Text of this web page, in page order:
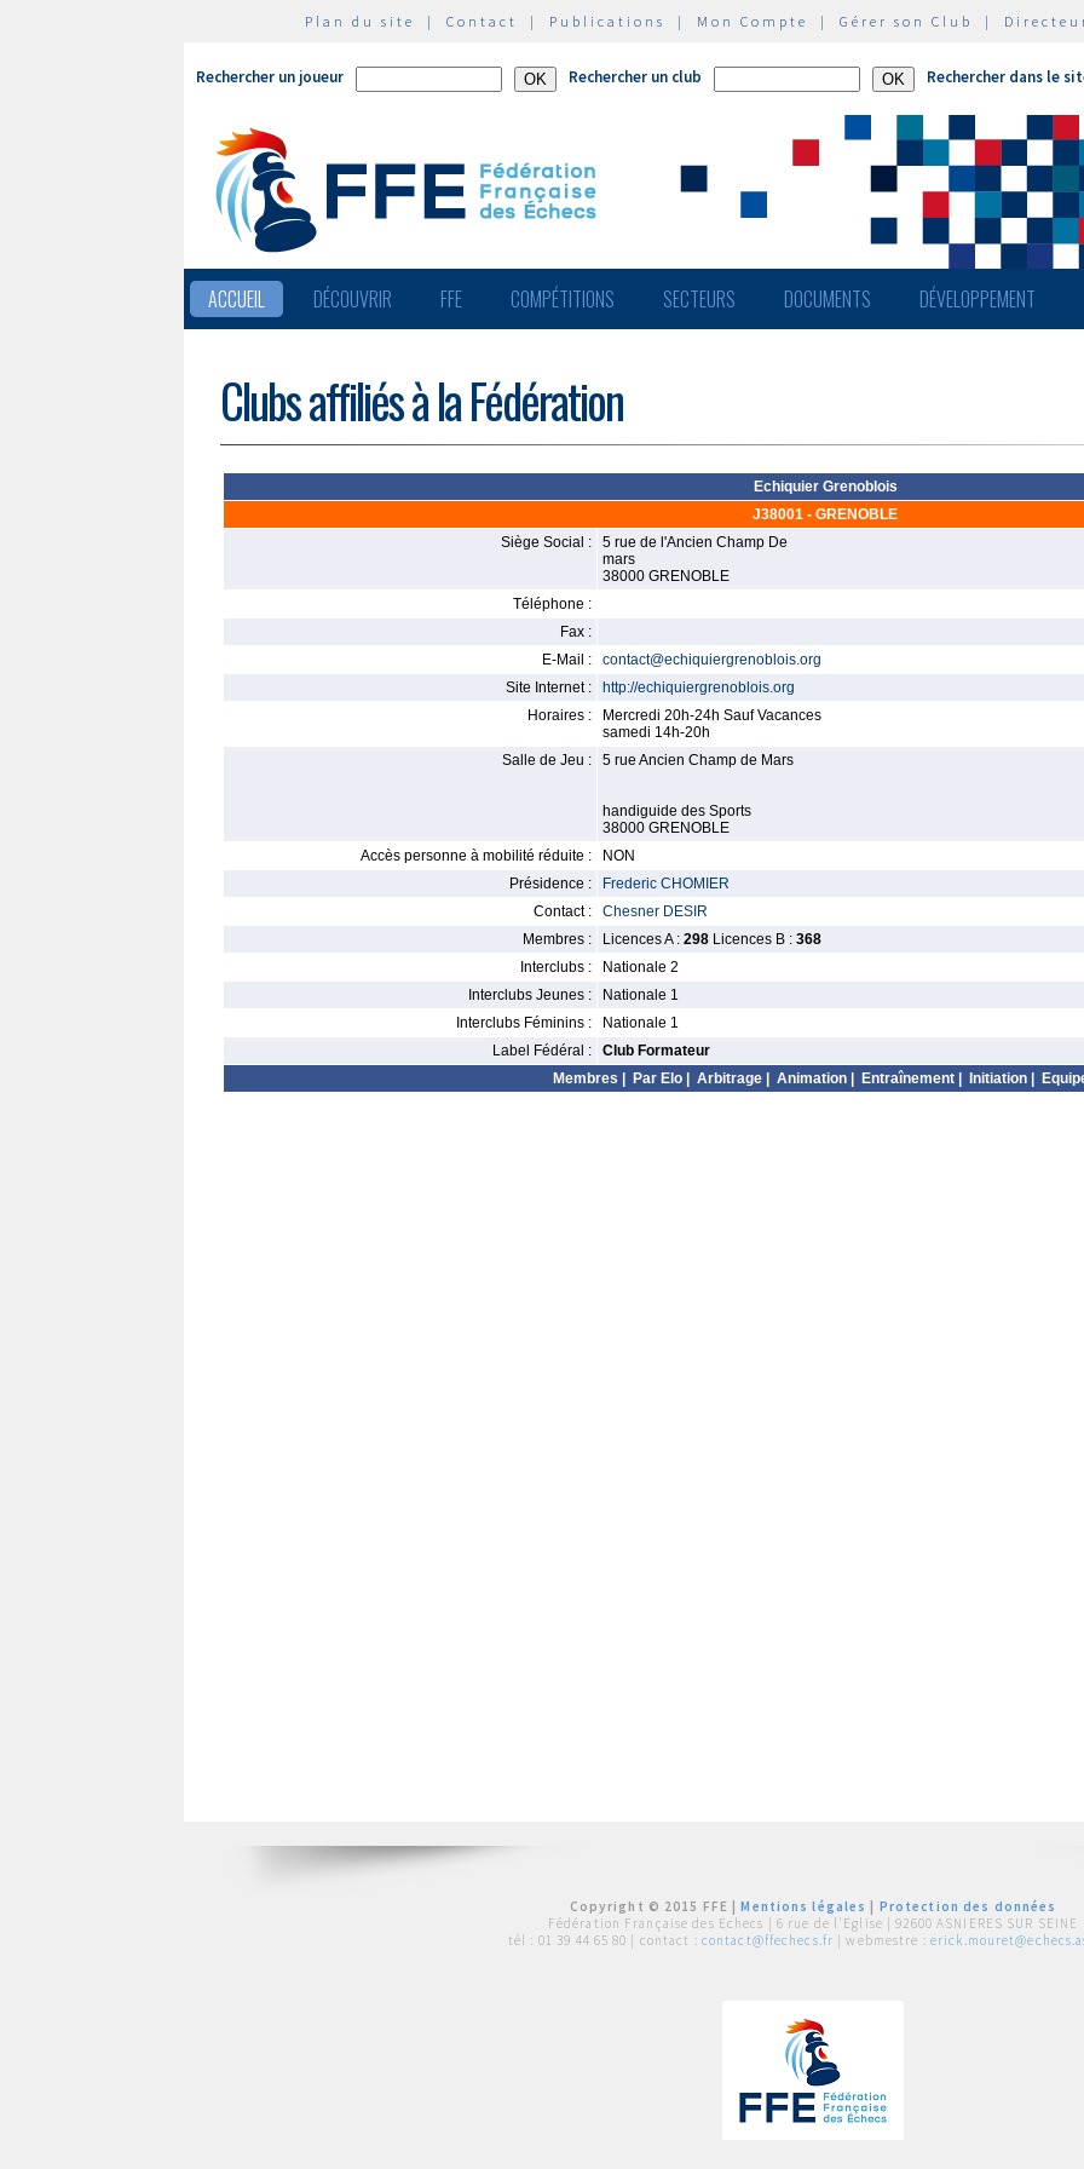
Plan du site | Contact | Publications | Mon Compte | Gérer son Club |
Rechercher un joueur Rechercher un club Rechercher dans le
ACCUEIL DÉCOUVRIR FFE COMPÉTITIONS SECTEURS DOCUMENTS DÉVELOPPEMENT
Clubs affiliés à la Fédération
Echiquier Grenoblois
J38001 - GRENOBLE
Siège Social :
5 rue de l'Ancien Champ De
mars
38000 GRENOBLE
Téléphone :
Fax :
E-Mail :
contact@echiquiergrenoblois.org
Site Internet :
http://echiquiergrenoblois.org
Horaires :
Mercredi 20h-24h Sauf Vacances
samedi 14h-20h
Salle de Jeu :
5 rue Ancien Champ de Mars
handiguide des Sports
38000 GRENOBLE
Accès personne à mobilité réduite :
NON
Présidence :
Frederic CHOMIER
Contact :
Chesner DESIR
Membres :
Licences A : 298 Licences B : 368
Interclubs :
Nationale 2
Interclubs Jeunes :
Nationale 1
Interclubs Féminins :
Nationale 1
Label Fédéral :
Club Formateur
Membres
Par Elo Arbitrage Animation Entraînement Initiation
Copyright © 2015 FFE |Mentions légales
Protection des données
Fédération Française des Echecs | 6 rue de l'Eglise | 92600 ASNIERES SUR SEINE
tél : 01 39 44 65 80 | contact : contact@ffechecs.fr | webmestre :